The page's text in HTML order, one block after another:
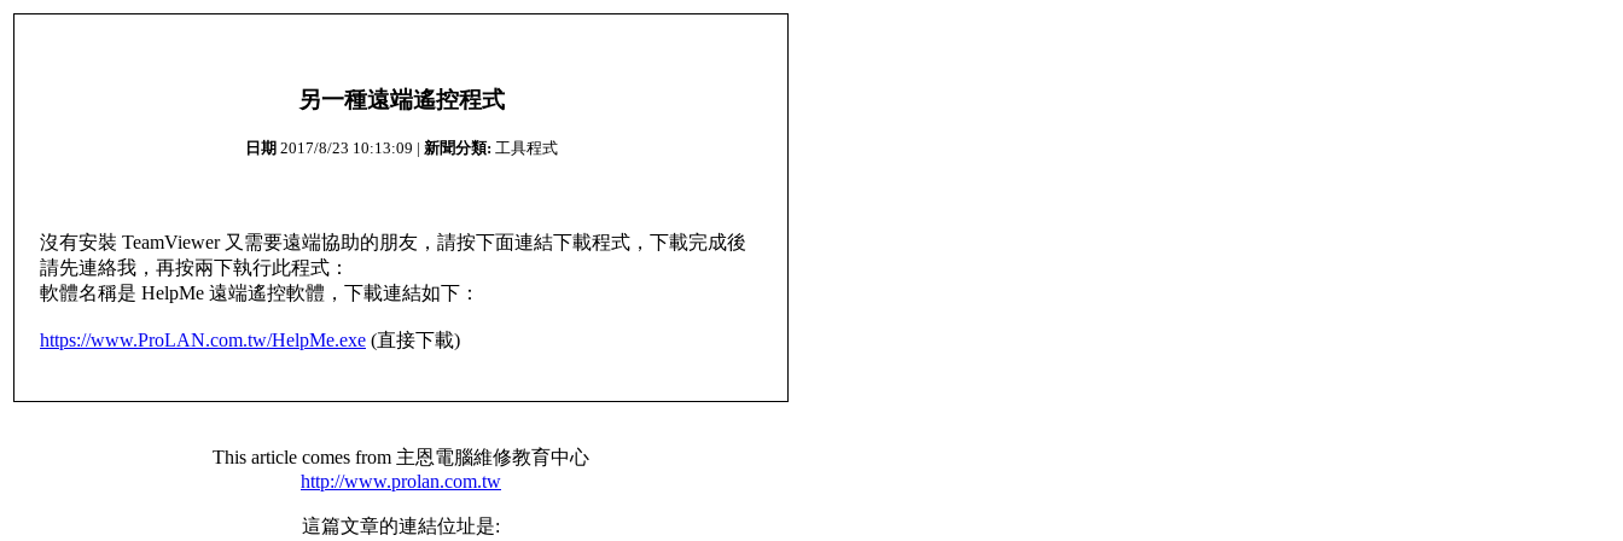
另一種遠端遙控程式
日期 2017/8/23 10:13:09 | 新聞分類: 工具程式
沒有安裝 TeamViewer 又需要遠端協助的朋友，請按下面連結下載程式，下載完成後
請先連絡我，再按兩下執行此程式：
軟體名稱是 HelpMe 遠端遙控軟體，下載連結如下：
https://www.ProLAN.com.tw/HelpMe.exe (直接下載)
This article comes from 主恩電腦維修教育中心
http://www.prolan.com.tw
這篇文章的連結位址是: